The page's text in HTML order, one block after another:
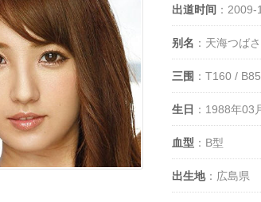
出道时间 ：2009-
别名 ：天海つば
三围 ：T160 /
生日 ：1988年03
血型 ：B型
出生地：広島県